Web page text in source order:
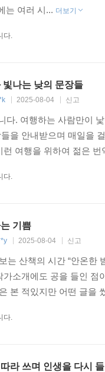
번역가가 전해주는
불면, 고독, 상실, 죽음
의 시간, 두 가지 주제
은유한다.
도 짧은 행로를 걷는 동
흔적이 서려 있고, 삶을
는 여러 시... 더보기
다.
빛나는 낮의 문장들
2025-08-04 신고
다. 여행하는 사람만이
을 안내받으며 매일을
런 여행을 위하여 젊은
다.
기쁨
2025-08-04 신고
는 산책의 시간 “안온한
소개에도 공을 들인 점
본 적있지만 어떤 글을
다.
라 쓰며 인생을 다시